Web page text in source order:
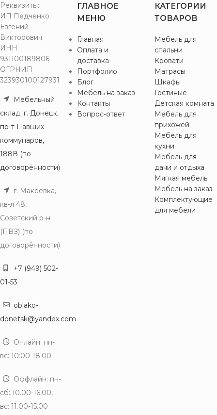
Реквизиты:
ИП Педченко
Евгений
Викторович
ИНН
931100189806
ОГРНИП
323930100127931
Мебельный
склад: г. Донецк,
пр-т Павших
коммунаров,
188В (по
договорённости)
г. Макеевка,
кв-л 48,
Советский р-н
(ПВЗ) (по
договорённости)
+7 (949) 502-
01-53
oblako-
donetsk@yandex.com
Онлайн: пн-
вс: 10:00-18:00
Оффлайн: пн-
сб: 10.00-16.00,
вс: 11.00-15.00
ГЛАВНОЕ
МЕНЮ
Главная
Оплата и
доставка
Портфолио
Блог
Мебель на заказ
Контакты
Вопрос-ответ
КАТЕГОРИИ
ТОВАРОВ
Мебель для
спальни
Кровати
Матрасы
Шкафы
Гостиные
Детская комната
Мебель для
прихожей
Мебель для
кухни
Мебель для
дачи и отдыха
Мягкая мебель
Мебель на заказ
Комплектующие
для мебели